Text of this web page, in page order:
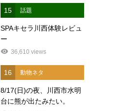
15 話題
SPAキセラ川西体験レビュ
ー
36,610 views
16 動物ネタ
8/17(日)の夜、川西市水明
台に熊が出たみたい。